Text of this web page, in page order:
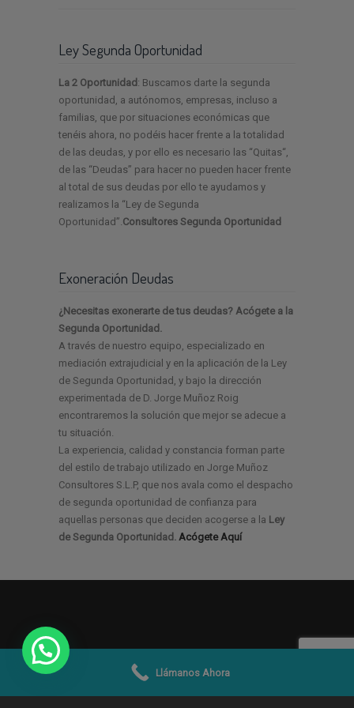
Ley Segunda Oportunidad
La 2 Oportunidad : Buscamos darte la segunda
oportunidad, a autónomos, empresas, incluso a
familias, que por situaciones económicas que
tenéis ahora, no podéis hacer frente a la totalidad
de las deudas, y por ello es necesario las “Quitas“,
de las “Deudas” para hacer no pueden hacer frente
al total de sus deudas por ello te ayudamos y
realizamos la “Ley de Segunda
Oportunidad”. Consultores Segunda Oportunidad
Exoneración Deudas
¿Necesitas exonerarte de tus deudas? Acógete a la
Segunda Oportunidad.
A través de nuestro equipo, especializado en
mediación extrajudicial y en la aplicación de la Ley
de Segunda Oportunidad, y bajo la dirección
experimentada de D. Jorge Muñoz Roig
encontraremos la solución que mejor se adecue a
tu situación.
La experiencia, calidad y constancia forman parte
del estilo de trabajo utilizado en Jorge Muñoz
Consultores S.L.P, que nos avala como el despacho
de segunda oportunidad de confianza para
aquellas personas que deciden acogerse a la Ley
de Segunda Oportunidad. Acógete Aquí
Llámanos Ahora